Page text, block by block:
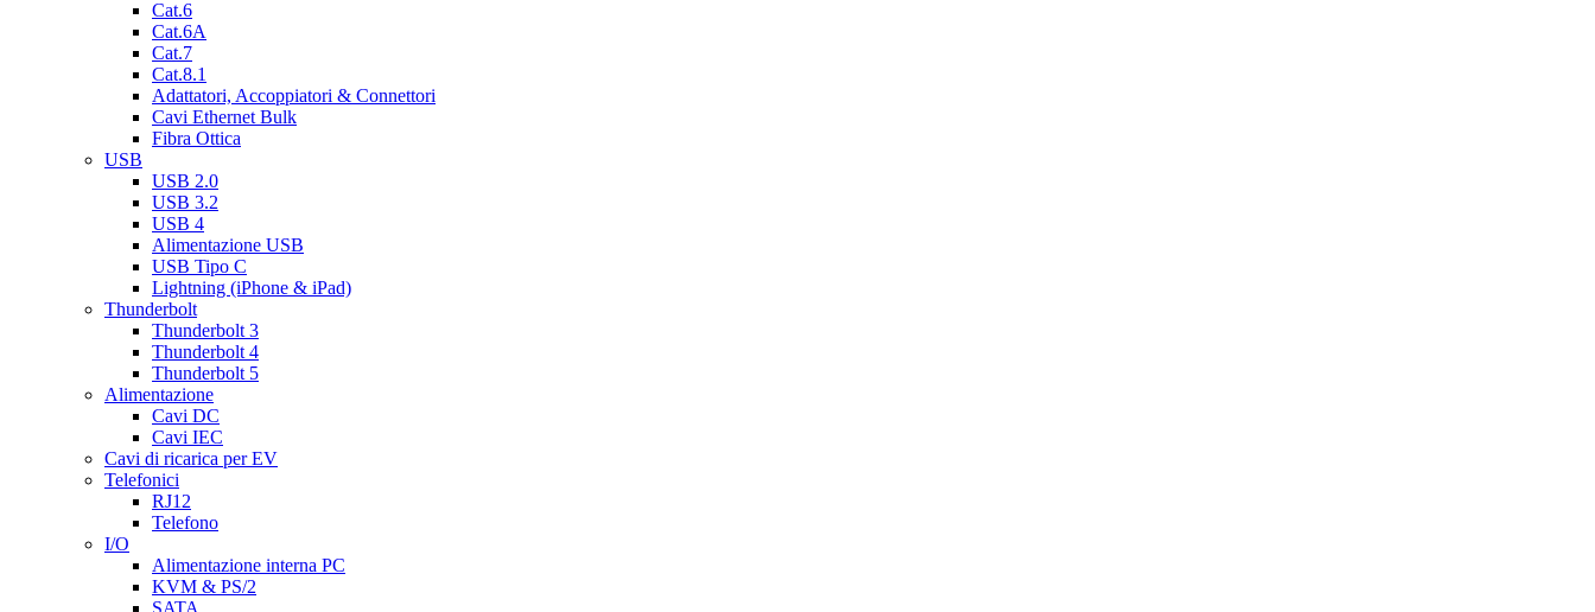
Cat.6
Cat.6A
Cat.7
Cat.8.1
Adattatori, Accoppiatori & Connettori
Cavi Ethernet Bulk
Fibra Ottica
USB
USB 2.0
USB 3.2
USB 4
Alimentazione USB
USB Tipo C
Lightning (iPhone & iPad)
Thunderbolt
Thunderbolt 3
Thunderbolt 4
Thunderbolt 5
Alimentazione
Cavi DC
Cavi IEC
Cavi di ricarica per EV
Telefonici
RJ12
Telefono
I/O
Alimentazione interna PC
KVM & PS/2
SATA